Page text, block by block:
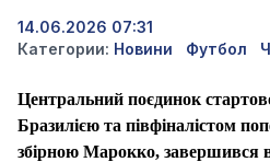
14.06.2026 07:31
Категории: Новини Футбол
Центральний поєдинок
Бразилією та півфіналістом
збірною Марокко, завершився